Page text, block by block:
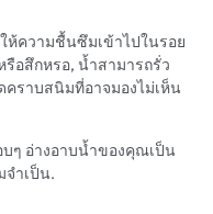
ห้ความชื้นซึมเข้าไปในรอย
รือสึกหรอ, น้ำสามารถรั่ว
ราบสนิมที่อาจมองไม่เห็น
ๆ อ่างอาบน้ำของคุณเป็น
ำเป็น.